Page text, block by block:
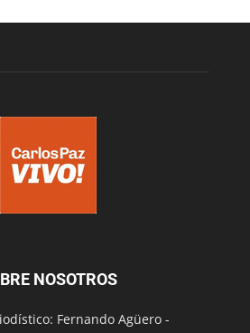
NOSOTROS
Fernando Agüero -